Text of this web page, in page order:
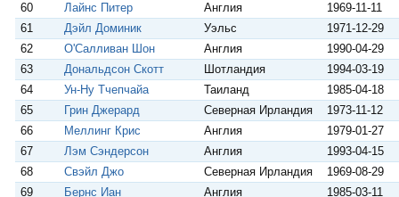
60
Лайнс Питер Англия
1969-11-11
61
Дэйл Доминик Уэльс
1971-12-29
62
О'Салливан Шон Англия
1990-04-29
63
Дональдсон Скотт Шотландия
1994-03-19
64
Ун-Ну Тчепчайа Таиланд
1985-04-18
65
Грин Джерард Северная Ирландия
1973-11-12
66
Меллинг Крис Англия
1979-01-27
67
Лэм Сэндерсон Англия
1993-04-15
68
Свэйл Джо Северная Ирландия
1969-08-29
69
Бернс Иан Англия
1985-03-11